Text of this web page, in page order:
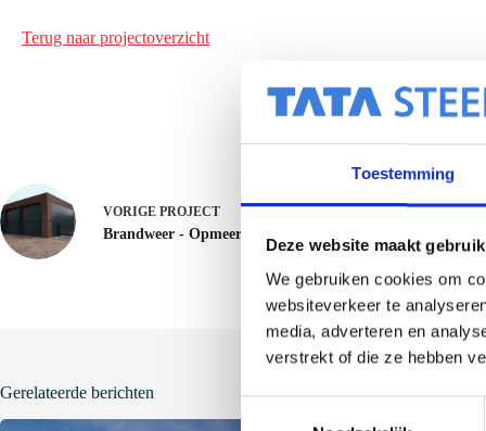
Toestemming
Deze website maakt
We gebruiken cookies om
websiteverkeer te
media, adverteren en
verstrekt of die ze hebben
Terug naar projectoverzicht
VORIGE PROJECT
Brandweer - Opmeer
Gerelateerde berichten